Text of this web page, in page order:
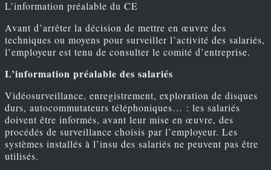
L’information préalable du CE
Avant d’arrêter la décision de mettre en œuvre des
techniques ou moyens pour surveiller l’activité des salariés,
l’employeur est tenu de consulter le comité d’entreprise.
L’information préalable des salariés
Vidéosurveillance, enregistrement, exploration de disques
durs, autocommutateurs téléphoniques… : les salariés
doivent être informés, avant leur mise en œuvre, des
procédés de surveillance choisis par l’employeur. Les
systèmes installés à l’insu des salariés ne peuvent pas être
utilisés.